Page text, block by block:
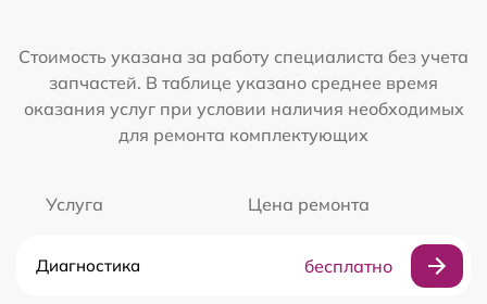
Стоимость указана за работу специалиста без учета
запчастей. В таблице указано среднее время
оказания услуг при условии наличия необходимых
для ремонта комплектующих
Услуга Цена ремонта
Диагностика бесплатно